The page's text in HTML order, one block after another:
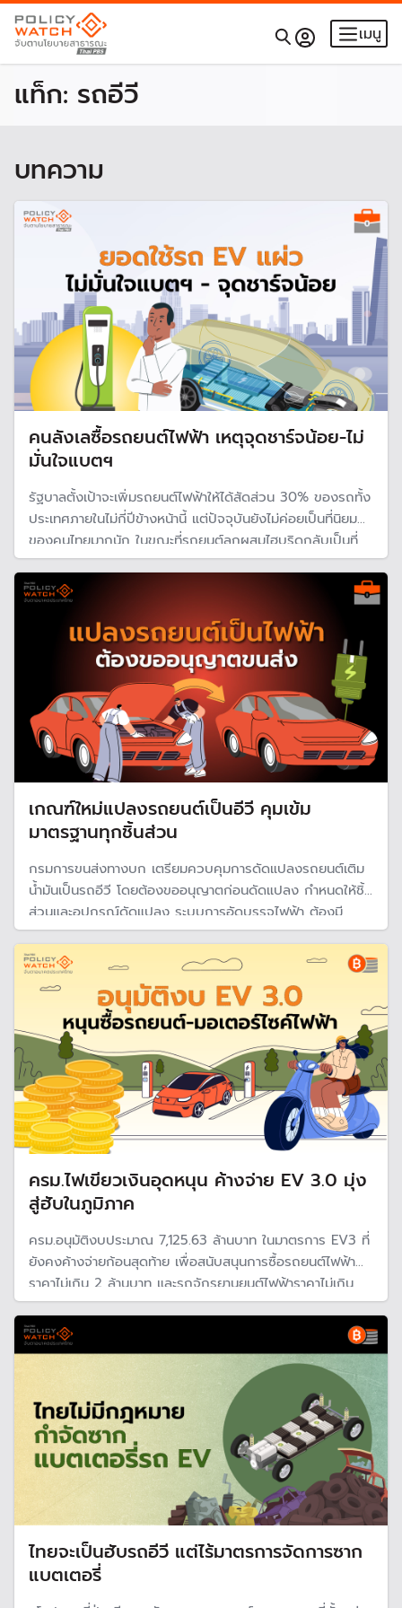
เมนู
แท็ก: รถอีวี
บทความ
คนลังเลซื้อรถยนต์ไฟฟ้า เหตุจุดชาร์จน้อย-ไม่
มั่นใจแบตฯ
รัฐบาลตั้งเป้าจะเพิ่มรถยนต์ไฟฟ้าให้ได้สัดส่วน 30% ของรถทั้ง
ประเทศภายในไม่กี่ปีข้างหน้านี้ แต่ปัจจุบันยังไม่ค่อยเป็นที่นิยม
ของคนไทยมากนัก ในขณะที่รถยนต์ลูกผสมไฮบริดกลับเป็นที่
นิยมจนมียอดขายแซงหน้ารถยนต์ไฟฟ้า นักวิเคราะห์ชี้สาเหตุ
หลักคนยังไม่มั่นใจเทคโนโลยีแบตเตอร์รี่และสถานีชาร์จไฟในไทย
ยังไม่เอื้อ
เกณฑ์ใหม่แปลงรถยนต์เป็นอีวี คุมเข้ม
มาตรฐานทุกชิ้นส่วน
กรมการขนส่งทางบก เตรียมควบคุมการดัดแปลงรถยนต์เติม
น้ำมันเป็นรถอีวี โดยต้องขออนุญาตก่อนดัดแปลง กำหนดให้ชิ้น
ส่วนและอุปกรณ์ดัดแปลง ระบบการอัดบรรจุไฟฟ้า ต้องมี
มาตรฐานความปลอดภัย และต้องผ่านการรับรองจากวิศวกร
ครม.ไฟเขียวเงินอุดหนุน ค้างจ่าย EV 3.0 มุ่ง
สู่ฮับในภูมิภาค
ครม.อนุมัติงบประมาณ 7,125.63 ล้านบาท ในมาตรการ EV3 ที่
ยังคงค้างจ่ายก้อนสุดท้าย เพื่อสนับสนุนการซื้อรถยนต์ไฟฟ้า
ราคาไม่เกิน 2 ล้านบาท และรถจักรยานยนต์ไฟฟ้าราคาไม่เกิน
150,000 ล้านบาท หวังผลักดันไทยเป็นศูนย์กลางการผลิต
รถยนต์ไฟฟ้าในภูมิภาค
ไทยจะเป็นฮับรถอีวี แต่ไร้มาตรการจัดการซาก
แบตเตอรี่